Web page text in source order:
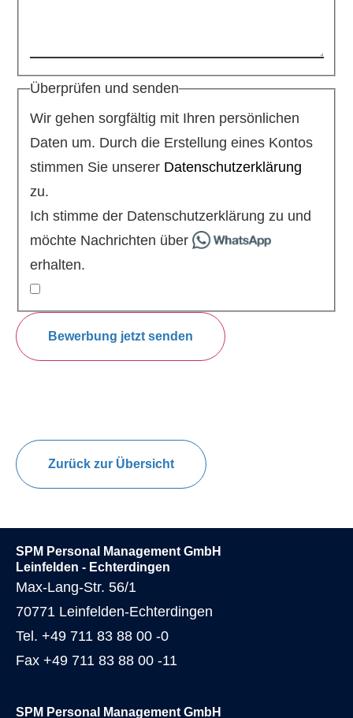
Überprüfen und senden
Wir gehen sorgfältig mit Ihren persönlichen
Daten um. Durch die Erstellung eines Kontos
stimmen Sie unserer Datenschutzerklärung
zu.
Ich stimme der Datenschutzerklärung zu und
möchte Nachrichten über
erhalten.
Bewerbung jetzt senden
Zurück zur Übersicht
SPM Personal Management GmbH
Leinfelden - Echterdingen
Max-Lang-Str. 56/1
70771 Leinfelden-Echterdingen
Tel. +49 711 83 88 00 -0
Fax +49 711 83 88 00 -11
SPM Personal Management GmbH